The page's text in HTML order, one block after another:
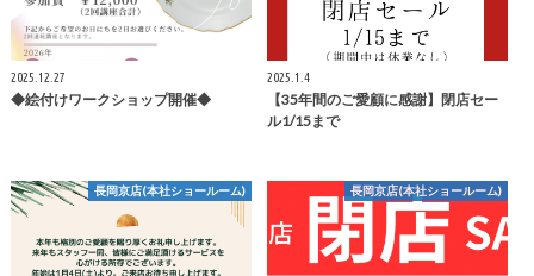
2025.12.27
◆絵付けワークショップ開催◆
2025.1.4
【35年間のご愛顧に感謝】閉店セー
ル1/15まで
長岡京店(本社ショールーム) 長岡京店(本社ショールーム)